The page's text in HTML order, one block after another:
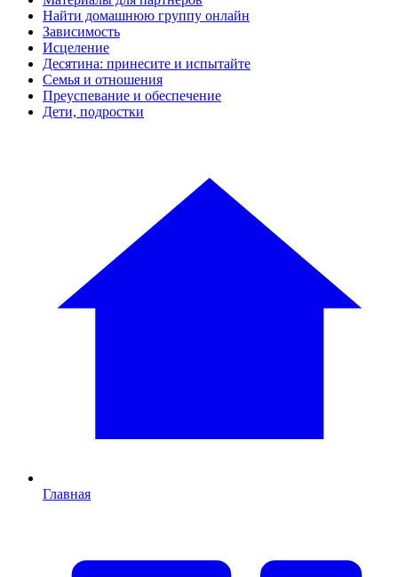
Найти домашнюю группу онлайн
Зависимость
Исцеление
Десятина: принесите и испытайте
Семья и отношения
Преуспевание и обеспечение
Дети, подростки
Главная